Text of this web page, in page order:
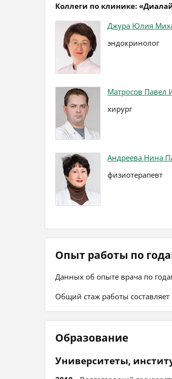
Коллеги по клинике:
Джура Юлия
эндокринолог
Матросов Павел
хирург
Андреева Нина
физиотерапевт
Опыт работы по
Данных об опыте врача по
Общий стаж работы составляет
Образование
Университеты,